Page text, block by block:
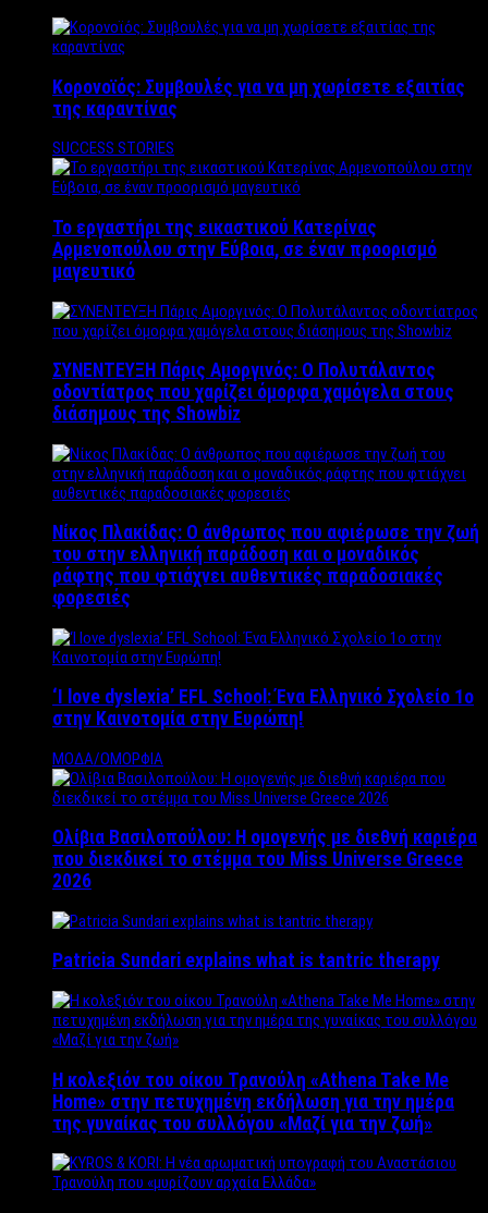
Κορονοϊός: Συμβουλές για να μη χωρίσετε εξαιτίας
της καραντίνας
SUCCESS STORIES
Το εργαστήρι της εικαστικού Κατερίνας
Αρμενοπούλου στην Εύβοια, σε έναν προορισμό
μαγευτικό
ΣΥΝΕΝΤΕΥΞΗ Πάρις Αμοργινός: O Πολυτάλαντος
οδοντίατρος που χαρίζει όμορφα χαμόγελα στους
διάσημους της Showbiz
Νίκος Πλακίδας: O άνθρωπος που αφιέρωσε την ζωή
του στην ελληνική παράδοση και ο μοναδικός
ράφτης που φτιάχνει αυθεντικές παραδοσιακές
φορεσιές
‘Ι love dyslexia’ EFL School: Ένα Ελληνικό Σχολείo 1ο
στην Καινοτομία στην Ευρώπη!
ΜΟΔΑ/ΟΜΟΡΦΙΑ
Ολίβια Βασιλοπούλου: Η ομογενής με διεθνή καριέρα
που διεκδικεί το στέμμα του Miss Universe Greece
2026
Patricia Sundari explains what is tantric therapy
Η κολεξιόν του οίκου Τρανούλη «Athena Take Me
Home» στην πετυχημένη εκδήλωση για την ημέρα
της γυναίκας του συλλόγου «Μαζί για την ζωή»